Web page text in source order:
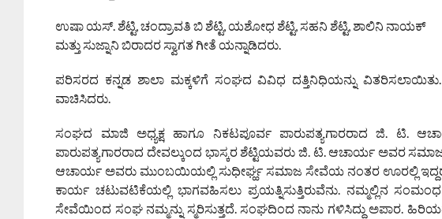
ಉಷಾ ಯಸ್. ಶೆಟ್ಟಿ, ಚಂದ್ರಾವತಿ ಬಿ ಶೆಟ್ಟಿ, ಯಶೋಧ ಶೆಟ್ಟಿ, ಸಹನಿ ಶೆಟ್ಟಿ, ಶಾಲಿನಿ ನಾಯಕ್
ಮತ್ತು ಸುಜ್ನಾನಿ ಬಿರಾದರ ಸ್ವಾಗತ ಗೀತೆ ಯನ್ನಾಡಿದರು.
ಪರಿಸರದ ಕನ್ನಡ ಶಾಲಾ ಮಕ್ಕಳಿಗೆ ಸಂಘದ ವಿವಿಧ ದತ್ತಿನಿಧಿಯನ್ನು
ವಾಚಿಸಿದರು.
ಸಂಘದ ಮಾಜಿ ಅಧ್ಯಕ್ಷ ಹಾಗೂ ನಿಕಟಪೂರ್ವ ಪಾರುಪತ್ಯಗಾರರಾದ ಜಿ. ಟಿ.
ಪಾರುಪತ್ಯಗಾರರಾದ ದೇವಲ್ಕುಂದ ಭಾಸ್ಕರ ಶೆಟ್ಟಿಯವರು ಜಿ. ಟಿ. ಆಚಾರ್ಯ ಅವರ
ಆಚಾರ್ಯ ಅವರು ಮುಂಬಯಿಯಲ್ಲಿ ಸುಧೀರ್ಘ್ಹ ಸಮಾಜ ಸೇವೆಯ ನಂತರ ಊರಲ್ಲಿ
ಕಾರ್ಯ ಚಟುವಟಿಕೆಯಲ್ಲಿ ಭಾಗವಹಿಸಲು ಪ್ರಯತ್ನಿಸುತ್ತಿರುವೆನು. ನಮ್ಮಲ್ಲಿನ
ಸೇವೆಯಿಂದ ಸಂಘ ನಮ್ಮನ್ನು ಸ್ಮರಿಸುತ್ತದೆ. ಸಂಘದಿಂದ ನಾನು ಗಳಿಸಿದ್ದು ಅಪಾರ.